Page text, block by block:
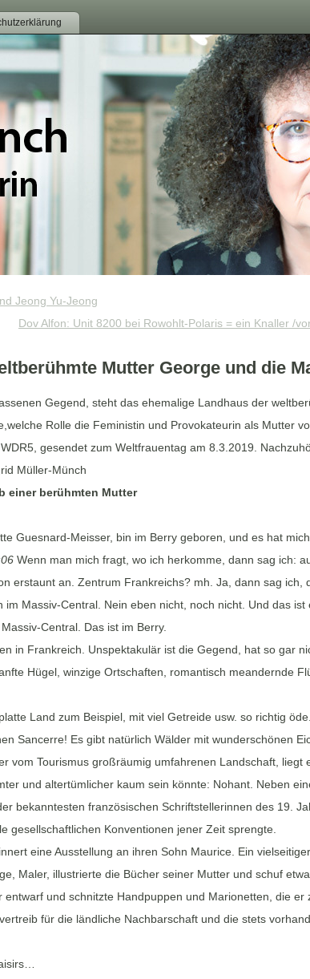
Jeong Yu-Jeong
Dov Alfon: Unit 8200 bei Rowohlt-Polaris = ein Knaller /
Mutter George und die
Gegend, steht das ehemalige Landhaus der
Rolle die Feministin und Provokateurin als Mutter
gesendet zum Weltfrauentag am 8.3.2019.
Müller-Münch
einer berühmten Mutter
Guesnard-Meisser, bin im Berry geboren, und es hat
Wenn man mich fragt, wo ich herkomme, dann sag ich:
erstaunt an. Zentrum Frankreichs? mh. Ja, dann sag ich,
im Massiv-Central. Nein eben nicht, noch nicht. Und das ist
Central. Das ist im Berry.
in Frankreich. Unspektakulär ist die Gegend, hat so gar
Hügel, winzige Ortschaften, romantisch meandernde
Land zum Beispiel, mit viel Getreide usw. so richtig
Sancerre! Es gibt natürlich Wälder mit wunderschönen
vom Tourismus großräumig umfahrenen Landschaft, liegt
und altertümlicher kaum sein könnte: Nohant. Neben
bekanntesten französischen Schriftstellerinnen des 19.
gesellschaftlichen Konventionen jener Zeit sprengte.
eine Ausstellung an ihren Sohn Maurice. Ein
Maler, illustrierte die Bücher seiner Mutter und schuf
und schnitzte Handpuppen und Marionetten, die er
für die ländliche Nachbarschaft und die stets